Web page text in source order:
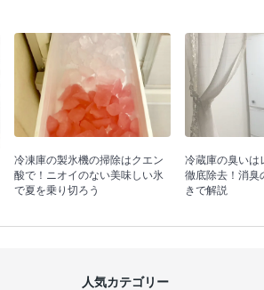
冷凍庫の製氷機の掃除はクエン
酸で！ニオイのない美味しい氷
で夏を乗り切ろう
冷蔵庫の臭いは
徹底除去！消臭
きで解説
人気カテゴリー